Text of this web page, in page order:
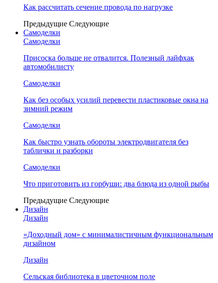
Как рассчитать сечение провода по нагрузке
Предыдущие Следующие
Самоделки
Самоделки
Присоска больше не отвалится. Полезный лайфхак
автомобилисту
Самоделки
Как без особых усилий перевести пластиковые окна на
зимний режим
Самоделки
Как быстро узнать обороты электродвигателя без
таблички и разборки
Самоделки
Что приготовить из горбуши: два блюда из одной рыбы
Предыдущие Следующие
Дизайн
Дизайн
«Доходный дом» с минималистичным функциональным
дизайном
Дизайн
Сельская библиотека в цветочном поле